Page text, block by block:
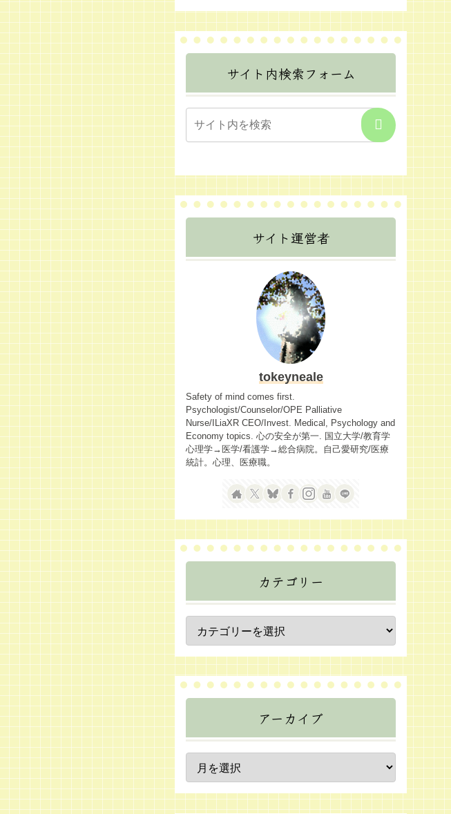
サイト内検索フォーム
サイト運営者
tokeyneale
Safety of mind comes first.
Psychologist/Counselor/OPE Palliative
Nurse/ILiaXR CEO/Invest. Medical, Psychology and
Economy topics. 心の安全が第一. 国立大学/教育学
心理学→医学/看護学→総合病院。自己愛研究/医療
統計。心理、医療職。
カテゴリー
アーカイブ